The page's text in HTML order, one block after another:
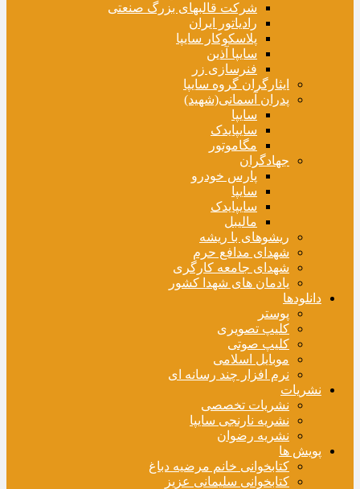
شرکت قالبهای بزرگ صنعتی
رادیاتور ایران
پلاسکوکار سایپا
سایپا آذین
فنرسازی زر
ایثارگران گروه سایپا
پدران آسمانی(شهید)
سایپا
سایپایدک
مگاموتور
جهادگران
پارس خودرو
سایپا
سایپایدک
مالیبل
ریشوهای با ریشه
شهدای مدافع حرم
شهدای جامعه کارگری
یادمان های شهدا کشور
دانلودها
پوستر
کلیپ تصویری
کلیپ صوتی
موبایل اسلامی
نرم افزار چند رسانه ای
نشریات
نشریات تخصصی
نشریه نارنجی سایپا
نشریه رضوان
پویش ها
کتابخوانی خانم مرضیه دباغ
کتابخوانی سلیمانی عزیز